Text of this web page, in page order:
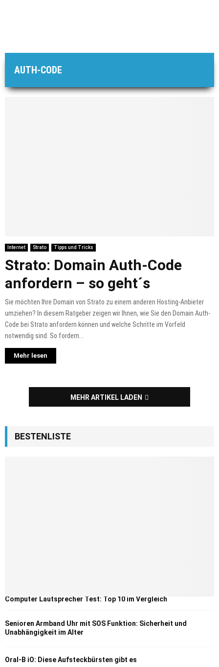
AUTH-CODE
Internet Strato Tipps und Tricks
Strato: Domain Auth-Code
anfordern – so geht´s
Sie möchten Ihre Domain von Strato zu einem anderen Hosting-Anbieter
umziehen? In diesem Ratgeber zeigen wir Ihnen, wie Sie den Domain Auth-
Code bei Strato anfordern können und welche Schritte im Vorfeld
notwendig sind. So fordern...
Mehr lesen
MEHR ARTIKEL LADEN
BESTENLISTE
Computer Lautsprecher Test: Top 10 im Vergleich
Senioren Armband Uhr mit SOS Funktion: Sicherheit und
Unabhängigkeit im Alter
Oral-B iO: Diese Aufsteckbürsten gibt es